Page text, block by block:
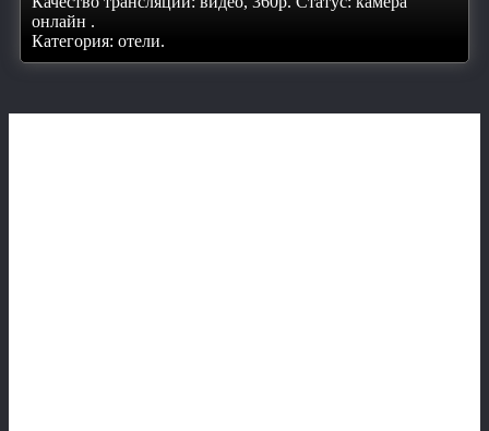
онлайн .
Категория: отели.